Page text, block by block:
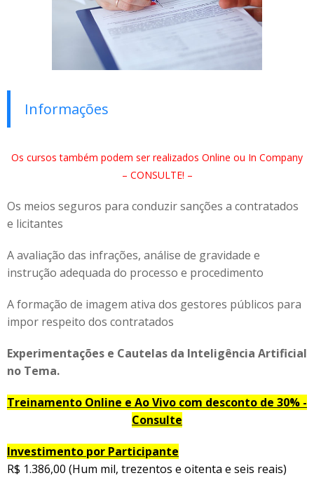
Informações
Os cursos também podem ser realizados Online ou In Company
– CONSULTE! –
Os meios seguros para conduzir sanções a contratados
e licitantes
A avaliação das infrações, análise de gravidade e
instrução adequada do processo e procedimento
A formação de imagem ativa dos gestores públicos para
impor respeito dos contratados
Experimentações e Cautelas da Inteligência Artificial
no Tema.
Treinamento Online e Ao Vivo com desconto de 30% -
Consulte
Investimento por Participante
R$ 1.386,00 (Hum mil, trezentos e oitenta e seis reais)